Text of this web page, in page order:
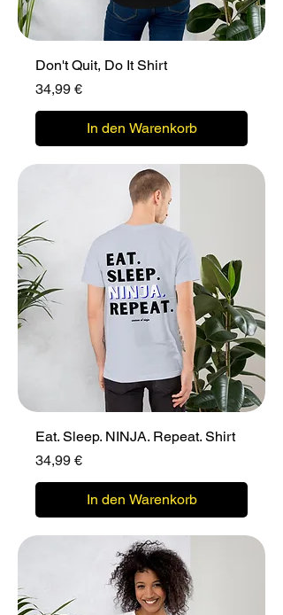
Don't Quit, Do It Shirt
Preis
34,99 €
In den Warenkorb
Eat. Sleep. NINJA. Repeat. Shirt
Preis
34,99 €
In den Warenkorb